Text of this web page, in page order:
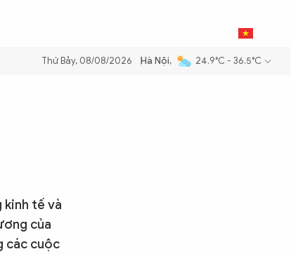
để đảm bảo an ninh năng lượng quốc gia Thực hiện Nghị
Thứ Bảy, 08/08/2026 Hà Nội, 24.9°C - 36.5°C
kinh tế và
của
các cuộc